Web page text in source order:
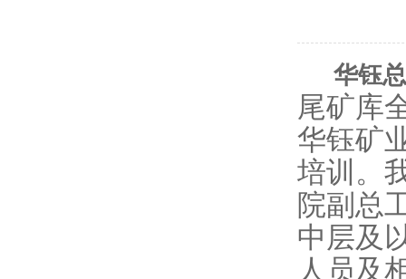
华钰
尾矿库
华钰矿
培训。
院副总
中层及
人员及